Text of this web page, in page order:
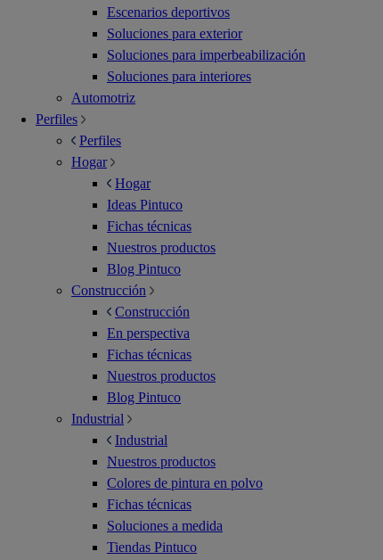
Escenarios deportivos
Soluciones para exterior
Soluciones para imperbeabilización
Soluciones para interiores
Automotriz
Perfiles
Perfiles
Hogar
Hogar
Ideas Pintuco
Fichas técnicas
Nuestros productos
Blog Pintuco
Construcción
Construcción
En perspectiva
Fichas técnicas
Nuestros productos
Blog Pintuco
Industrial
Industrial
Nuestros productos
Colores de pintura en polvo
Fichas técnicas
Soluciones a medida
Tiendas Pintuco